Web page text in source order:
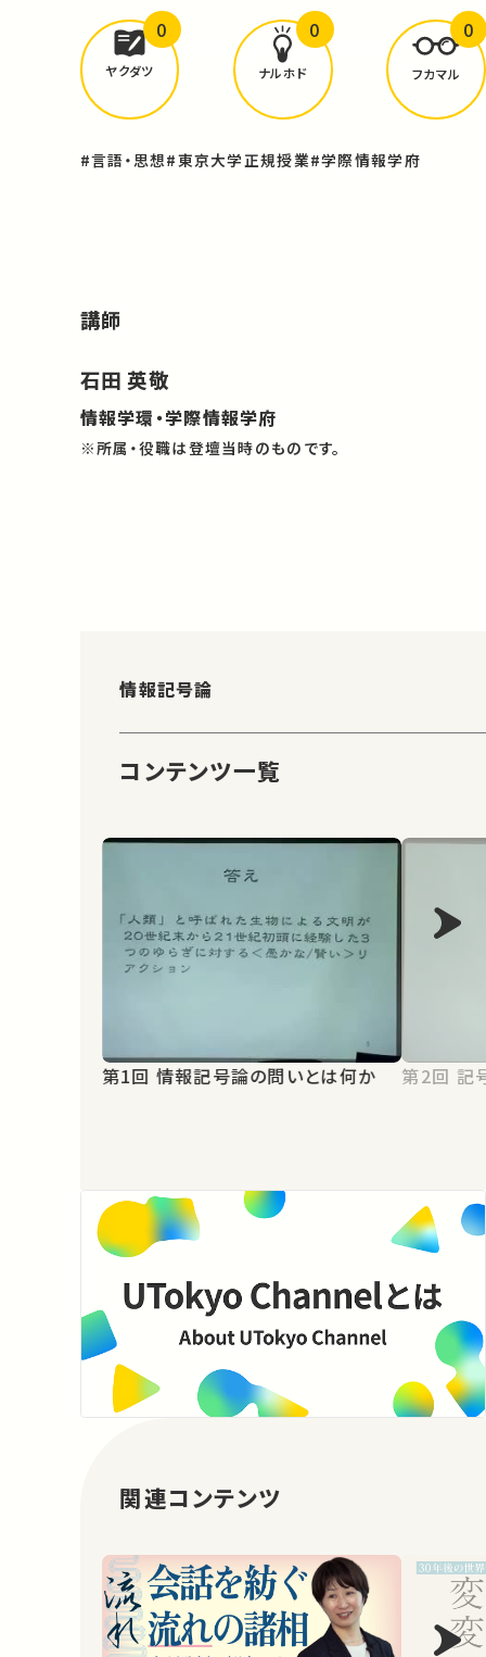
どんな学びがありましたか？
ヤクダツ
0
ナルホド
0
フカマル
0
#言語・思想#東京大学正規授業#学際情報学府
講師
石田 英敬
情報学環・学際情報学府
※所属・役職は登壇当時のものです。
情報記号論
コンテンツ一覧
第1回 情報記号論の問いとは何か 第2
関連コンテンツ